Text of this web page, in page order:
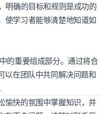
明确的目标和规则是成功的
使学习者能够清楚地知道如
的重要组成部分。通过将合
以在团队中共同解决问题和
愉快的氛围中掌握知识，并